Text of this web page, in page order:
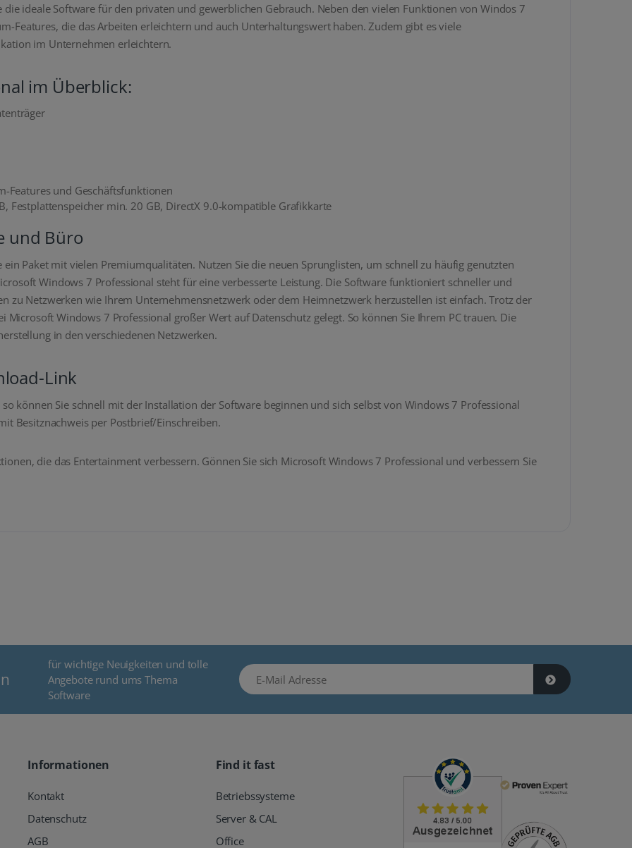
ideale Software für den privaten und gewerblichen Gebrauch. Neben den vielen Funktionen von Windos 7
Features, die das Arbeiten erleichtern und auch Unterhaltungswert haben. Zudem gibt es viele
im Unternehmen erleichtern.
im Überblick:
Features und Geschäftsfunktionen
Festplattenspeicher min. 20 GB, DirectX 9.0-kompatible Grafikkarte
und Büro
Paket mit vielen Premiumqualitäten. Nutzen Sie die neuen Sprunglisten, um schnell zu häufig genutzten
Windows 7 Professional steht für eine verbesserte Leistung. Die Software funktioniert schneller und
zu Netzwerken wie Ihrem Unternehmensnetzwerk oder dem Heimnetzwerk herzustellen ist einfach. Trotz der
Windows 7 Professional großer Wert auf Datenschutz gelegt. So können Sie Ihrem PC trauen. Die
in den verschiedenen Netzwerken.
Link
können Sie schnell mit der Installation der Software beginnen und sich selbst von Windows 7 Professional
Besitznachweis per Postbrief/Einschreiben.
die das Entertainment verbessern. Gönnen Sie sich Microsoft Windows 7 Professional und verbessern Sie
für wichtige Neuigkeiten und tolle
Angebote rund ums Thema
Software
E-Mail Adresse
Informationen
Kontakt
Datenschutz
AGB
Find it fast
Betriebssysteme
Server & CAL
Office